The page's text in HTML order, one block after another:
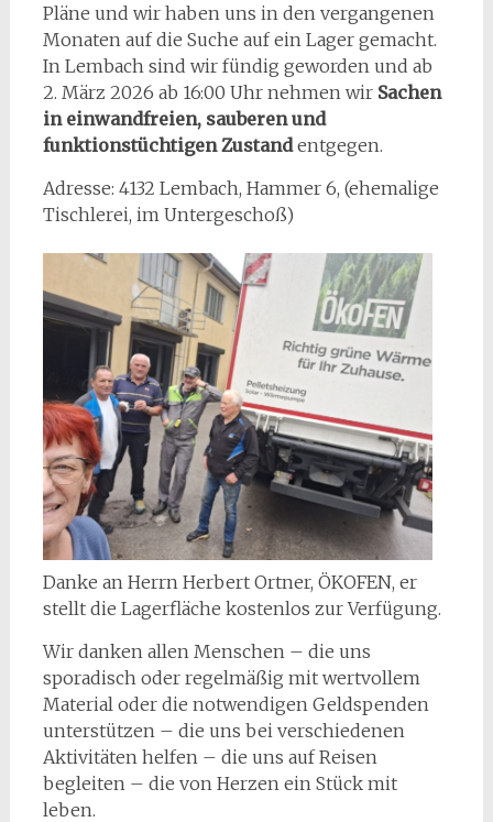
Pläne und wir haben uns in den vergangenen
Monaten auf die Suche auf ein Lager gemacht.
In Lembach sind wir fündig geworden und ab
2. März 2026 ab 16:00 Uhr nehmen wir Sachen
in einwandfreien, sauberen und
funktionstüchtigen Zustand entgegen.
Adresse: 4132 Lembach, Hammer 6, (ehemalige
Tischlerei, im Untergeschoß)
Danke an Herrn Herbert Ortner, ÖKOFEN, er
stellt die Lagerfläche kostenlos zur Verfügung.
Wir danken allen Menschen – die uns
sporadisch oder regelmäßig mit wertvollem
Material oder die notwendigen Geldspenden
unterstützen – die uns bei verschiedenen
Aktivitäten helfen – die uns auf Reisen
begleiten – die von Herzen ein Stück mit
leben.